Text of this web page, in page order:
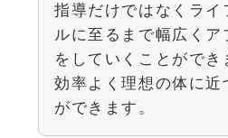
指導だけではなくライ
ルに至るまで幅広くア
をしていくことができ
効率よく理想の体に近
ができます。